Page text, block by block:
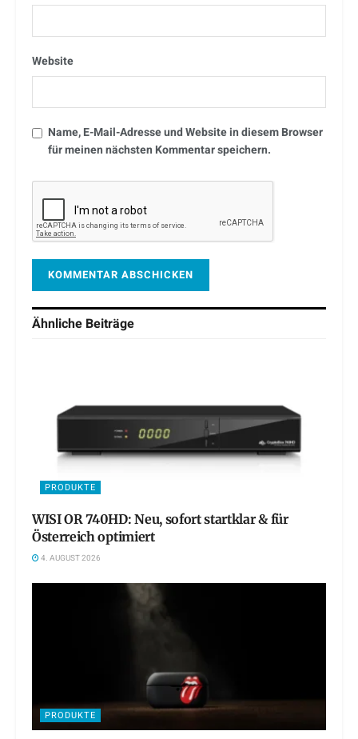
Website
Name, E-Mail-Adresse und Website in diesem Browser
für meinen nächsten Kommentar speichern.
Ähnliche Beiträge
PRODUKTE
WISI OR 740HD: Neu, sofort startklar & für
Österreich optimiert
4. AUGUST 2026
PRODUKTE